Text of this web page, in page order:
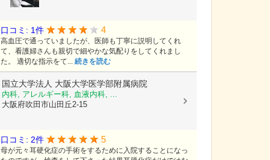
口コミ: 1件 4
高血圧で通っていましたが、医師も丁寧に説明してくれ
て、看護婦さんも親切で細やかな気配りをしてくれまし
た。 適切な指示をて... 続きを読む
国立大学法人 大阪大学医学部附属病院
内科, アレルギー科, 血液内科, ...
大阪府吹田市山田丘2-15
口コミ: 2件 5
母が元々耳硬化症の手術をするために入院することになっ